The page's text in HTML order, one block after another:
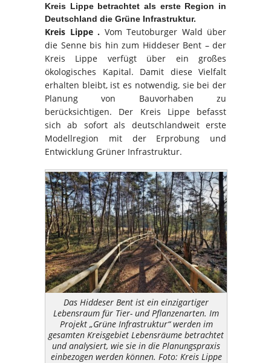
Kreis Lippe betrachtet als erste Region in
Deutschland die Grüne Infrastruktur.
Kreis Lippe . Vom Teutoburger Wald über
die Senne bis hin zum Hiddeser Bent – der
Kreis Lippe verfügt über ein großes
ökologisches Kapital. Damit diese Vielfalt
erhalten bleibt, ist es notwendig, sie bei der
Planung von Bauvorhaben zu
berücksichtigen. Der Kreis Lippe befasst
sich ab sofort als deutschlandweit erste
Modellregion mit der Erprobung und
Entwicklung Grüner Infrastruktur.
Das Hiddeser Bent ist ein einzigartiger
Lebensraum für Tier- und Pflanzenarten. Im
Projekt „Grüne Infrastruktur“ werden im
gesamten Kreisgebiet Lebensräume betrachtet
und analysiert, wie sie in die Planungspraxis
einbezogen werden können. Foto: Kreis Lippe